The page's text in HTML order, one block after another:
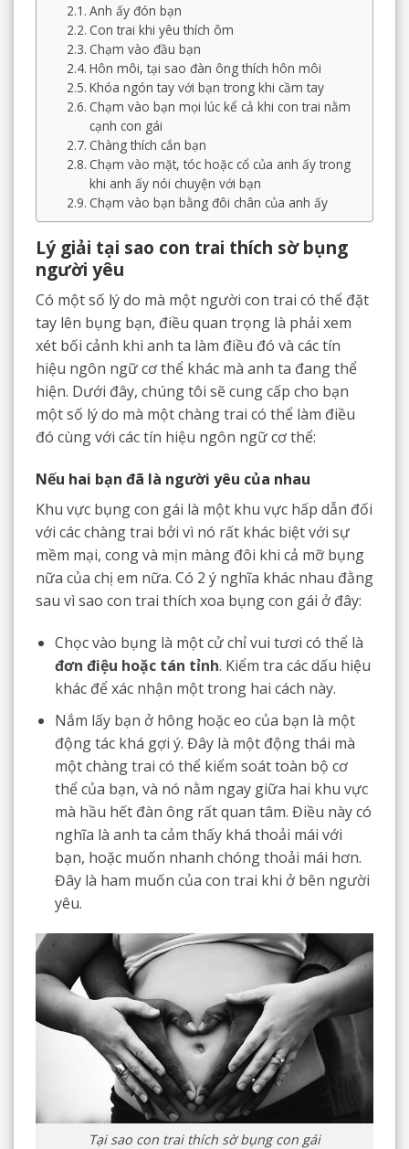
Anh ấy đón bạn
Con trai khi yêu thích ôm
Chạm vào đầu bạn
Hôn môi, tại sao đàn ông thích hôn môi
Khóa ngón tay với bạn trong khi cầm tay
Chạm vào bạn mọi lúc kể cả khi con trai nằm
cạnh con gái
Chàng thích cắn bạn
Chạm vào mặt, tóc hoặc cổ của anh ấy trong
khi anh ấy nói chuyện với bạn
Chạm vào bạn bằng đôi chân của anh ấy
Lý giải tại sao con trai thích sờ bụng
người yêu
Có một số lý do mà một người con trai có thể đặt
tay lên bụng bạn, điều quan trọng là phải xem
xét bối cảnh khi anh ta làm điều đó và các tín
hiệu ngôn ngữ cơ thể khác mà anh ta đang thể
hiện. Dưới đây, chúng tôi sẽ cung cấp cho bạn
một số lý do mà một chàng trai có thể làm điều
đó cùng với các tín hiệu ngôn ngữ cơ thể:
Nếu hai bạn đã là người yêu của nhau
Khu vực bụng con gái là một khu vực hấp dẫn đối
với các chàng trai bởi vì nó rất khác biệt với sự
mềm mại, cong và mịn màng đôi khi cả mỡ bụng
nữa của chị em nữa. Có 2 ý nghĩa khác nhau đằng
sau vì sao con trai thích xoa bụng con gái ở đây:
Chọc vào bụng là một cử chỉ vui tươi có thể là
đơn điệu hoặc tán tỉnh. Kiểm tra các dấu hiệu
khác để xác nhận một trong hai cách này.
Nắm lấy bạn ở hông hoặc eo của bạn là một
động tác khá gợi ý. Đây là một động thái mà
một chàng trai có thể kiểm soát toàn bộ cơ
thể của bạn, và nó nằm ngay giữa hai khu vực
mà hầu hết đàn ông rất quan tâm. Điều này có
nghĩa là anh ta cảm thấy khá thoải mái với
bạn, hoặc muốn nhanh chóng thoải mái hơn.
Đây là ham muốn của con trai khi ở bên người
yêu.
Tại sao con trai thích sờ bụng con gái